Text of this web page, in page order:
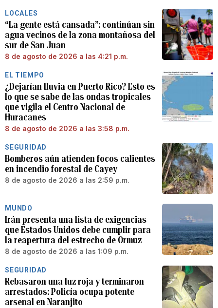
LOCALES
“La gente está cansada”: continúan sin
agua vecinos de la zona montañosa del
sur de San Juan
8 de agosto de 2026 a las 4:21 p.m.
EL TIEMPO
¿Dejarían lluvia en Puerto Rico? Esto es
lo que se sabe de las ondas tropicales
que vigila el Centro Nacional de
Huracanes
8 de agosto de 2026 a las 3:58 p.m.
SEGURIDAD
Bomberos aún atienden focos calientes
en incendio forestal de Cayey
8 de agosto de 2026 a las 2:59 p.m.
MUNDO
Irán presenta una lista de exigencias
que Estados Unidos debe cumplir para
la reapertura del estrecho de Ormuz
8 de agosto de 2026 a las 1:09 p.m.
SEGURIDAD
Rebasaron una luz roja y terminaron
arrestados: Policía ocupa potente
arsenal en Naranjito